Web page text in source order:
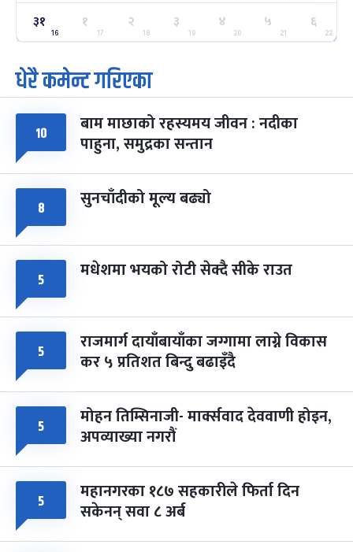
२५
मंगल
ग्याल्पो ल्होसार
फाल्गुन २५, २०८३ Mar 9, 2027
७ महिना बाँकी
७
आइत
पूर्णिमा व्रत
चैत्र ७, २०८३-Mar 21, 2027
८ फागुपूर्णिमा
चैत्र ८, २०८३-Mar 22, 2027
७ महिना बाँकी
३१
16
१
17
२
18
३
19
४
20
५
21
६
22
धेरै कमेन्ट गरिएका
१० बाम माछाको रहस्यमय जीवन : नदीका
पाहुना, समुद्रका सन्तान
८ सुनचाँदीको मूल्य बढ्यो
५ मधेशमा भयको रोटी सेक्दै सीके राउत
५ राजमार्ग दायाँबायाँका जग्गामा लाग्ने विकास
कर ५ प्रतिशत बिन्दु बढाइँदै
५ मोहन तिम्सिनाजी- मार्क्सवाद देववाणी होइन,
अपव्याख्या नगरौं
५ महानगरका १८७ सहकारीले फिर्ता दिन
सकेनन् सवा ८ अर्ब